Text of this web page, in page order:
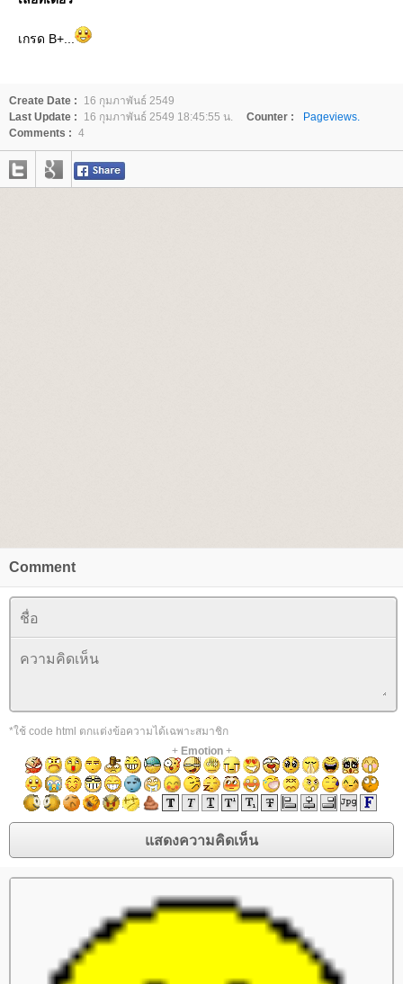
เกรด B+...
Create Date :
16 กุมภาพันธ์ 2549
Last Update :
16 กุมภาพันธ์ 2549 18:45:55 น. Counter :
Pageviews.
Comments : 4
Comment
*ใช้ code html ตกแต่งข้อความได้เฉพาะสมาชิก
+ Emotion+